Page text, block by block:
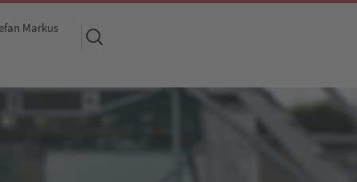
Markus
Suchen
nach: